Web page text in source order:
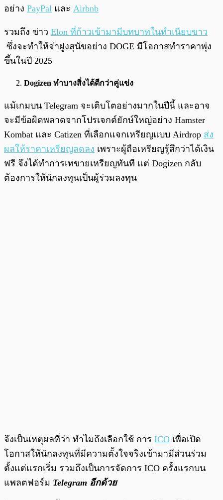
อย่าง PayPal และ Airbnb
รวมถึง ข่าว Elon ที่ก้าวเข้ามามีบทบาทในทำเนียบขาว
ซึ่งจะทำให้จ่าฝูงสุนัขอย่าง DOGE มีโอกาสทำราคาพุ่ง
ขึ้นในปี 2025
Dogizen ทำบางสิ่งได้ดีกว่าคู่แข่ง
แม้เกมบน Telegram จะเติบโตอย่างมากในปีนี้ และอาจ
จะมีข้อผิดพลาดจากโปรเจกต์ยักษ์ใหญ่อย่าง Hamster
Kombat และ Catizen ที่เลือกแจกเหรียญแบบ Airdrop ส่ง
ผลให้ราคาเหรียญลดลง เพราะผู้ถือเหรียญรู้สึกว่าได้เงิน
ฟรี จึงได้ทำการเทขายเหรียญทันที แต่ Dogizen กลับ
ต้องการให้นักลงทุนเป็นผู้ร่วมลงทุน
จึงเป็นเหตุผลที่ว่า ทำไมถึงเลือกใช้ การ ICO เพื่อเปิด
โอกาสให้นักลงทุนที่มีความตั้งใจจริงเข้ามามีส่วนร่วม
ตั้งแต่แรกเริ่ม รวมถึงเป็นการจัดการ ICO ครั้งแรกบน
แพลตฟอร์ม Telegram อีกด้วย